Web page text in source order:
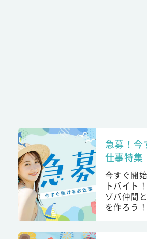
急募！今
仕事特集
今すぐ開
トバイト
ゾバ仲間
を作ろう！